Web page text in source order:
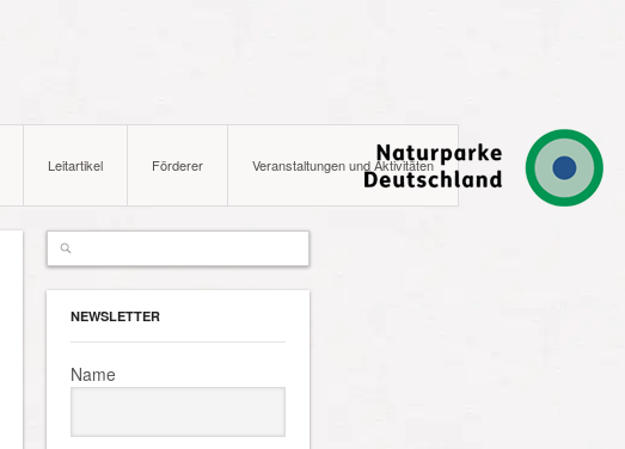
Leitartikel Förderer Veranstaltungen und Aktivitäten
NEWSLETTER
Name